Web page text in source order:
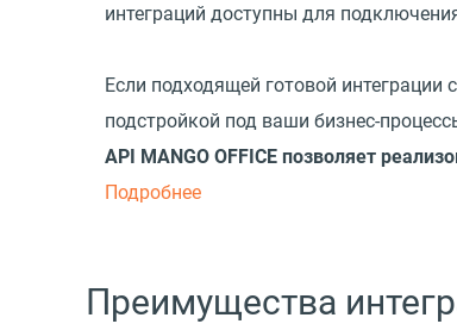
интеграций доступны для
Если подходящей готовой интеграции
подстройкой под ваши бизнес-
API MANGO OFFICE позволяет
Подробнее
Преимущества